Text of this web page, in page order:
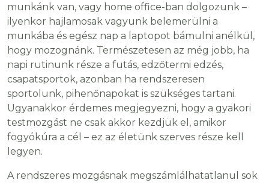
munkánk van, vagy home office-ban dolgozunk –
ilyenkor hajlamosak vagyunk belemerülni a
munkába és egész nap a laptopot bámulni anélkül,
hogy mozognánk. Természetesen az még jobb, ha
napi rutinunk része a futás, edzőtermi edzés,
csapatsportok, azonban ha rendszeresen
sportolunk, pihenőnapokat is szükséges tartani.
Ugyanakkor érdemes megjegyezni, hogy a gyakori
testmozgást ne csak akkor kezdjük el, amikor
fogyókúra a cél – ez az életünk szerves része kell
legyen.
A rendszeres mozgásnak megszámlálhatatlanul sok